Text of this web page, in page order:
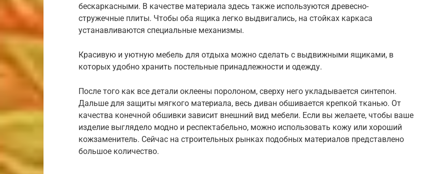
бескаркасными. В качестве материала здесь также используются древесно-
стружечные плиты. Чтобы оба ящика легко выдвигались, на стойках каркаса
устанавливаются специальные механизмы.
Красивую и уютную мебель для отдыха можно сделать с выдвижными ящиками, в
которых удобно хранить постельные принадлежности и одежду.
После того как все детали оклеены поролоном, сверху него укладывается синтепон.
Дальше для защиты мягкого материала, весь диван обшивается крепкой тканью. От
качества конечной обшивки зависит внешний вид мебели. Если вы желаете, чтобы ваше
изделие выглядело модно и респектабельно, можно использовать кожу или хороший
кожзаменитель. Сейчас на строительных рынках подобных материалов представлено
большое количество.